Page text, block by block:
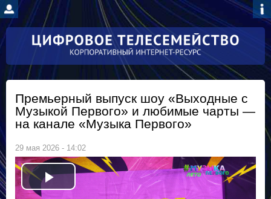
Перейти к
основному
содержанию
Премьерный выпуск шоу «Выходные с
Музыкой Первого» и любимые чарты —
на канале «Музыка Первого»
29 мая 2026 - 14:02
P